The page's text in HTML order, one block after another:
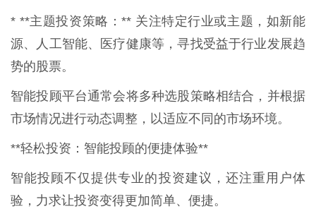
* **主题投资策略：** 关注特定行业或主题，如新能
源、人工智能、医疗健康等，寻找受益于行业发展趋
势的股票。
智能投顾平台通常会将多种选股策略相结合，并根据
市场情况进行动态调整，以适应不同的市场环境。
**轻松投资：智能投顾的便捷体验**
智能投顾不仅提供专业的投资建议，还注重用户体
验，力求让投资变得更加简单、便捷。